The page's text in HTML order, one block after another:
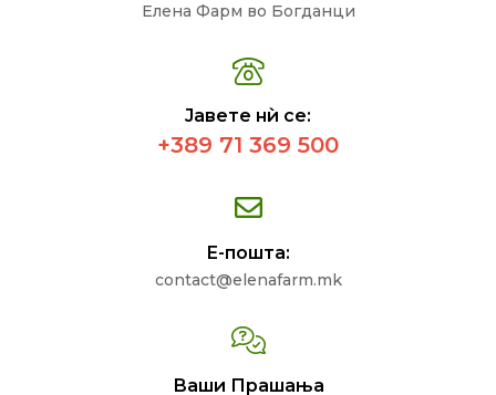
Елена Фарм во Богданци
Јавете нѝ се:
+389 71 369 500
Е-пошта:
contact@elenafarm.mk
Ваши Прашања